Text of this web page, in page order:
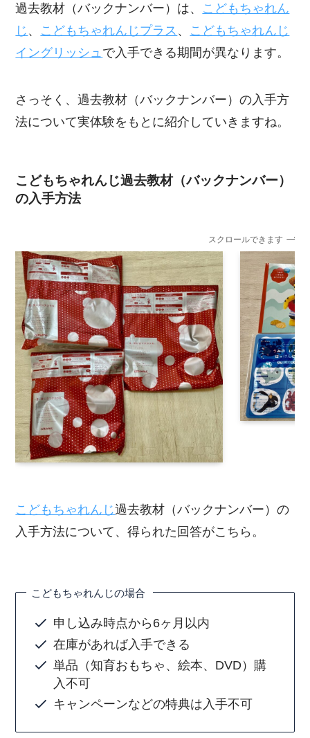
過去教材（バックナンバー）は、 こどもちゃれん
じ 、 こどもちゃれんじプラス 、 こどもちゃれんじ
イングリッシュで入手できる期間が異なります。
さっそく、過去教材（バックナンバー）の入手方
法について実体験をもとに紹介していきますね。
こどもちゃれんじ過去教材（バックナンバー）
の入手方法
スクロールできます
こどもちゃれんじ過去教材（バックナンバー）の
入手方法について、得られた回答がこちら。
こどもちゃれんじの場合
申し込み時点から6ヶ月以内
在庫があれば入手できる
単品（知育おもちゃ、絵本、DVD）購
入不可
キャンペーンなどの特典は入手不可